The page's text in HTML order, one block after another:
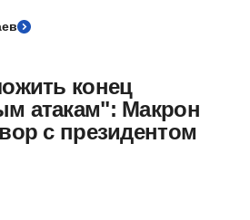
конец
атакам": Макрон
с президентом